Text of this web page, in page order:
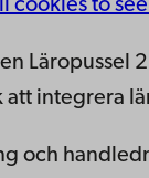
cookies to
Läropussel
integrera
och